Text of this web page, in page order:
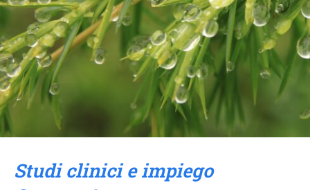
Studi clinici e impiego